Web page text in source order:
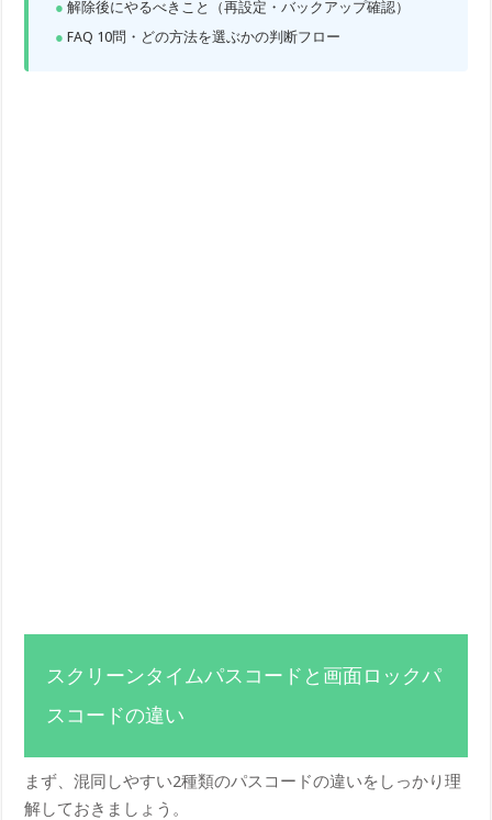
解除後にやるべきこと（再設定・バックアップ確認）
FAQ 10問・どの方法を選ぶかの判断フロー
スクリーンタイムパスコードと画面ロックパ
スコードの違い
まず、混同しやすい2種類のパスコードの違いをしっかり理
解しておきましょう。